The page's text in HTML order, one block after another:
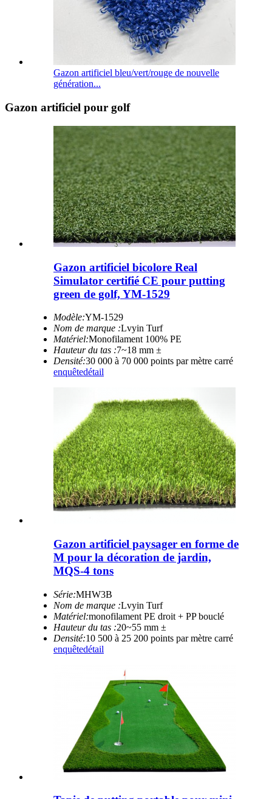
Gazon artificiel bleu/vert/rouge de nouvelle
génération...
Gazon artificiel pour golf
Gazon artificiel bicolore Real
Simulator certifié CE pour putting
green de golf, YM-1529
Modèle:YM-1529
Nom de marque :Lvyin Turf
Matériel:Monofilament 100% PE
Hauteur du tas :7~18 mm ±
Densité:30 000 à 70 000 points par mètre carré
enquêtedétail
Gazon artificiel paysager en forme de
M pour la décoration de jardin,
MQS-4 tons
Série:MHW3B
Nom de marque :Lvyin Turf
Matériel:monofilament PE droit + PP bouclé
Hauteur du tas :20~55 mm ±
Densité:10 500 à 25 200 points par mètre carré
enquêtedétail